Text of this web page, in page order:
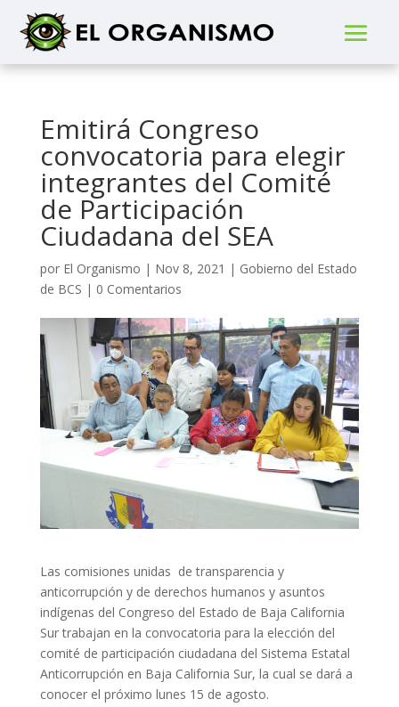
Emitirá Congreso
convocatoria para elegir
integrantes del Comité
de Participación
Ciudadana del SEA
por El Organismo | Nov 8, 2021 | Gobierno del Estado
de BCS | 0 Comentarios
Las comisiones unidas de transparencia y
anticorrupción y de derechos humanos y asuntos
indígenas del Congreso del Estado de Baja California
Sur trabajan en la convocatoria para la elección del
comité de participación ciudadana del Sistema Estatal
Anticorrupción en Baja California Sur, la cual se dará a
conocer el próximo lunes 15 de agosto.